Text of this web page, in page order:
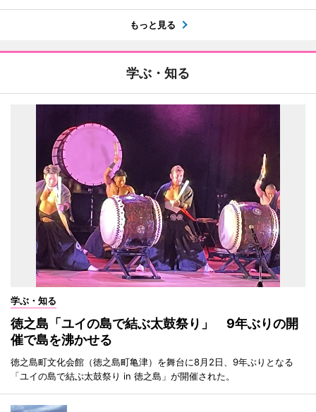
もっと見る
学ぶ・知る
学ぶ・知る
徳之島「ユイの島で結ぶ太鼓祭り」 9年ぶりの開
催で島を沸かせる
徳之島町文化会館（徳之島町亀津）を舞台に8月2日、9年ぶりとなる
「ユイの島で結ぶ太鼓祭り in 徳之島」が開催された。